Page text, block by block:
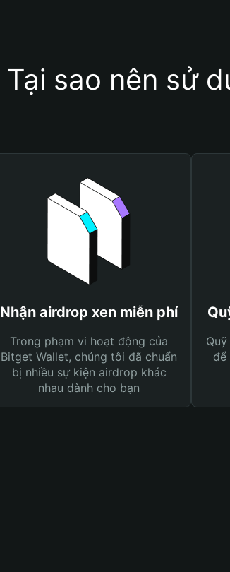
Tại sao nên sử
Nhận airdrop xen miễn phí
Trong phạm vi hoạt động của
Bitget Wallet, chúng tôi đã chuẩn
bị nhiều sự kiện airdrop khác
nhau dành cho bạn
để